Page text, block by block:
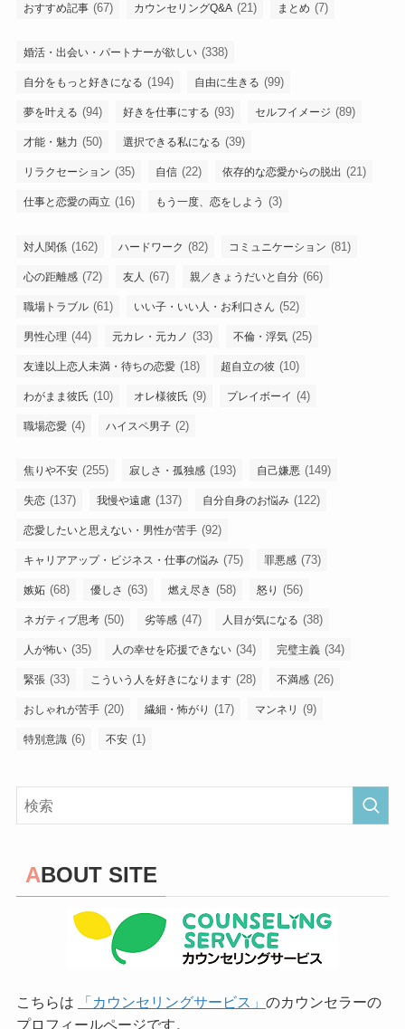
おすすめ記事 (67) カウンセリングQ&A (21) まとめ (7)
婚活・出会い・パートナーが欲しい (338)
自分をもっと好きになる (194) 自由に生きる (99)
夢を叶える (94) 好きを仕事にする (93) セルフイメージ (89)
才能・魅力 (50) 選択できる私になる (39)
リラクセーション (35) 自信 (22) 依存的な恋愛からの脱出 (21)
仕事と恋愛の両立 (16) もう一度、恋をしよう (3)
対人関係 (162) ハードワーク (82) コミュニケーション (81)
心の距離感 (72) 友人 (67) 親／きょうだいと自分 (66)
職場トラブル (61) いい子・いい人・お利口さん (52)
男性心理 (44) 元カレ・元カノ (33) 不倫・浮気 (25)
友達以上恋人未満・待ちの恋愛 (18) 超自立の彼 (10)
わがまま彼氏 (10) オレ様彼氏 (9) プレイボーイ (4)
職場恋愛 (4) ハイスペ男子 (2)
焦りや不安 (255) 寂しさ・孤独感 (193) 自己嫌悪 (149)
失恋 (137) 我慢や遠慮 (137) 自分自身のお悩み (122)
恋愛したいと思えない・男性が苦手 (92)
キャリアアップ・ビジネス・仕事の悩み (75) 罪悪感 (73)
嫉妬 (68) 優しさ (63) 燃え尽き (58) 怒り (56)
ネガティブ思考 (50) 劣等感 (47) 人目が気になる (38)
人が怖い (35) 人の幸せを応援できない (34) 完璧主義 (34)
緊張 (33) こういう人を好きになります (28) 不満感 (26)
おしゃれが苦手 (20) 繊細・怖がり (17) マンネリ (9)
特別意識 (6) 不安 (1)
ABOUT SITE
こちらは 「カウンセリングサービス」 のカウンセラーの
プロフィールページです。